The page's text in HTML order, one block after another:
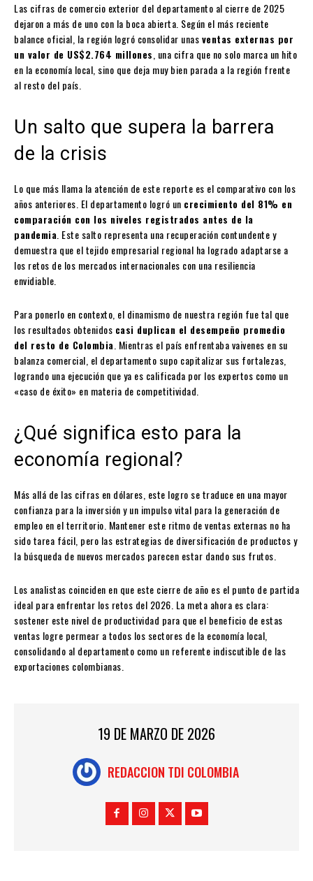
Las cifras de comercio exterior del departamento al cierre de 2025
dejaron a más de uno con la boca abierta. Según el más reciente
balance oficial, la región logró consolidar unasventas externas por
un valor de US$2.764 millones , una cifra que no solo marca un hito
en la economía local, sino que deja muy bien parada a la región frente
al resto del país.
Un salto que supera la barrera
de la crisis
Lo que más llama la atención de este reporte es el comparativo con los
años anteriores. El departamento logró un crecimiento del 81% en
comparación con los niveles registrados antes de la
pandemia . Este salto representa una recuperación contundente y
demuestra que el tejido empresarial regional ha logrado adaptarse a
los retos de los mercados internacionales con una resiliencia
envidiable.
Para ponerlo en contexto, el dinamismo de nuestra región fue tal que
los resultados obtenidos casi duplican el desempeño promedio
del resto de Colombia . Mientras el país enfrentaba vaivenes en su
balanza comercial, el departamento supo capitalizar sus fortalezas,
logrando una ejecución que ya es calificada por los expertos como un
«caso de éxito» en materia de competitividad.
¿Qué significa esto para la
economía regional?
Más allá de las cifras en dólares, este logro se traduce en una mayor
confianza para la inversión y un impulso vital para la generación de
empleo en el territorio. Mantener este ritmo de ventas externas no ha
sido tarea fácil, pero las estrategias de diversificación de productos y
la búsqueda de nuevos mercados parecen estar dando sus frutos.
Los analistas coinciden en que este cierre de año es el punto de partida
ideal para enfrentar los retos del 2026. La meta ahora es clara:
sostener este nivel de productividad para que el beneficio de estas
ventas logre permear a todos los sectores de la economía local,
consolidando al departamento como un referente indiscutible de las
exportaciones colombianas.
19 DE MARZO DE 2026
REDACCION TDI COLOMBIA